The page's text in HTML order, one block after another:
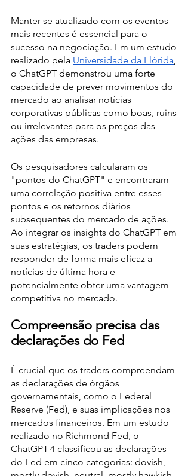
Manter-se atualizado com os eventos
mais recentes é essencial para o
sucesso na negociação. Em um estudo
realizado pela Universidade da Flórida,
o ChatGPT demonstrou uma forte
capacidade de prever movimentos do
mercado ao analisar notícias
corporativas públicas como boas, ruins
ou irrelevantes para os preços das
ações das empresas.
Os pesquisadores calcularam os
"pontos do ChatGPT" e encontraram
uma correlação positiva entre esses
pontos e os retornos diários
subsequentes do mercado de ações.
Ao integrar os insights do ChatGPT em
suas estratégias, os traders podem
responder de forma mais eficaz a
notícias de última hora e
potencialmente obter uma vantagem
competitiva no mercado.
Compreensão precisa das
declarações do Fed
É crucial que os traders compreendam
as declarações de órgãos
governamentais, como o Federal
Reserve (Fed), e suas implicações nos
mercados financeiros. Em um estudo
realizado no Richmond Fed, o
ChatGPT-4 classificou as declarações
do Fed em cinco categorias: dovish,